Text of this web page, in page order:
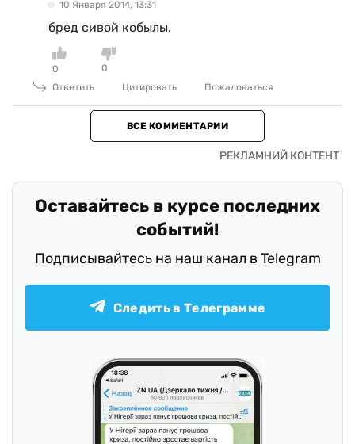
10 Января 2014, 13:31
бред сивой кобылы.
0
0
Ответить
Цитировать Пожаловаться
ВСЕ КОММЕНТАРИИ
Оставайтесь в курсе последних
событий!
Подписывайтесь на наш канал в Telegram
Следить в Телеграмме